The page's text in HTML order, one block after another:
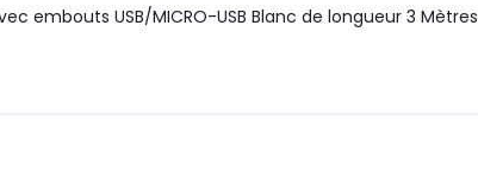
embouts USB/MICRO-USB Blanc de longueur 3 Mètres